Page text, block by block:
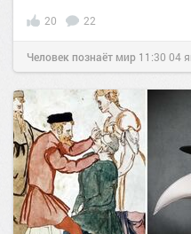
20 22
Человек познаёт мир 11:30 04